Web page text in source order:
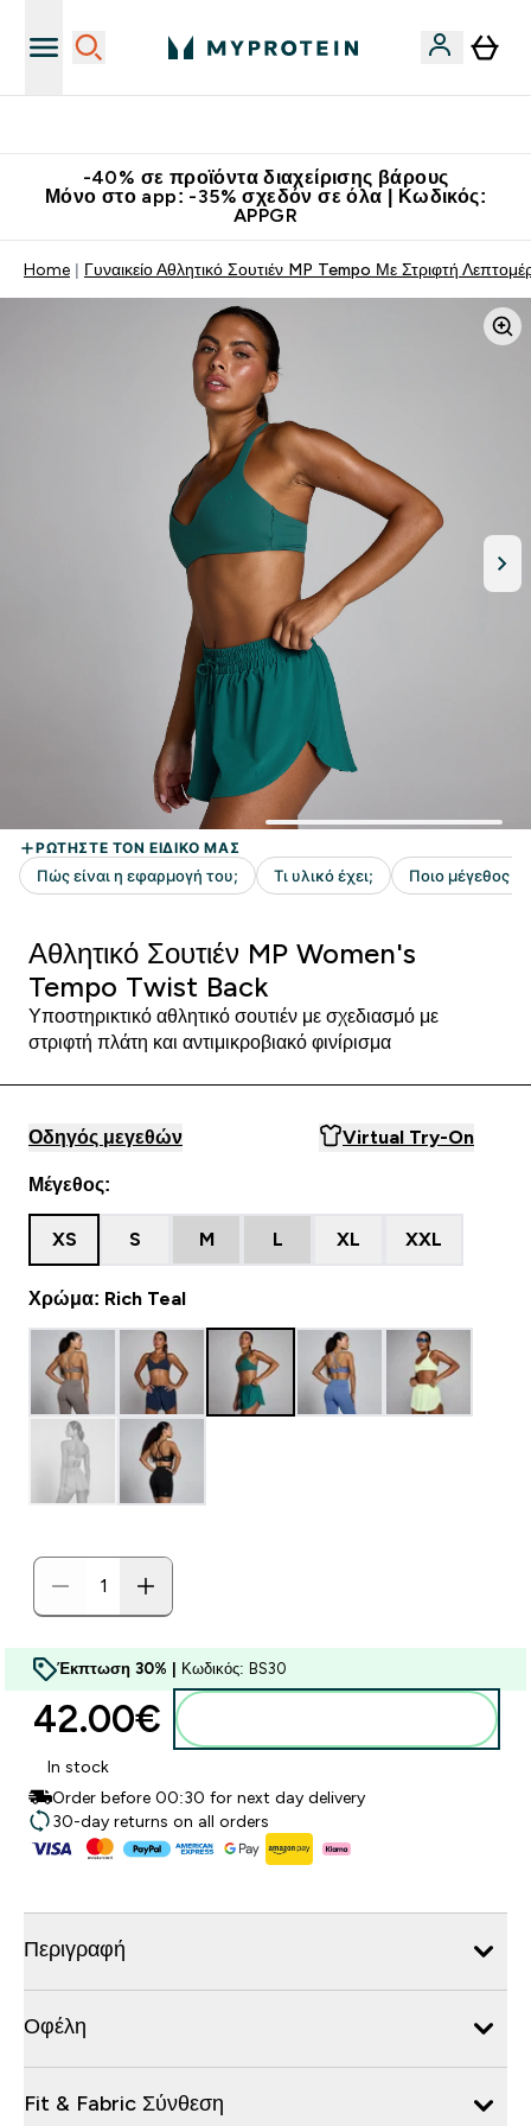
-40% σε προϊόντα διαχείρισης βάρους
Μόνο στο app: -35% σχεδόν σε όλα | Κωδικός:
APPGR
Home Γυναικείο Αθλητικό Σουτιέν MP Tempo Με Στριφτή
Αθλητικό Σουτιέν MP Women's
Tempo Twist Back
Υποστηρικτικό αθλητικό σουτιέν με σχεδιασμό με
στριφτή πλάτη και αντιμικροβιακό φινίρισμα
Οδηγός μεγεθών Virtual Try-On
Μέγεθος:
XS S M L XL XXL
Χρώμα: Rich Teal
Έκπτωση 30% | Κωδικός: BS30
42.00€‎
In stock
Order before 00:30 for next day delivery
30-day returns on all orders
Περιγραφή
Οφέλη
Fit & Fabric Σύνθεση